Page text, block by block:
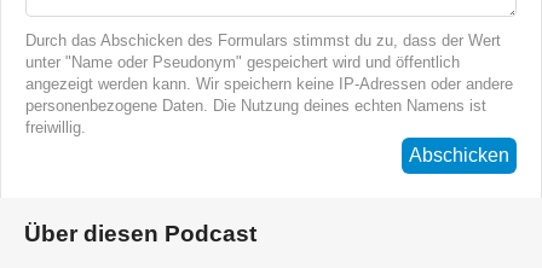
Durch das Abschicken des Formulars stimmst du zu, dass der Wert
unter "Name oder Pseudonym" gespeichert wird und öffentlich
angezeigt werden kann. Wir speichern keine IP-Adressen oder andere
personenbezogene Daten. Die Nutzung deines echten Namens ist
freiwillig.
Abschicken
Über diesen Podcast